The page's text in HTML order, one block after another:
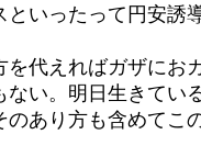
いったって円安誘
代えればガザにお
い。明日生きてい
あり方も含めてこ